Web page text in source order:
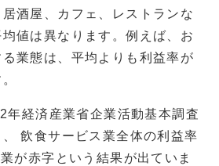
酒屋、カフェ、レストランな
値は異なります。例えば、お
業態は、平均よりも利益率が
年経済産業省企業活動基本調査
飲食サービス業全体の利益率
が赤字という結果が出ていま